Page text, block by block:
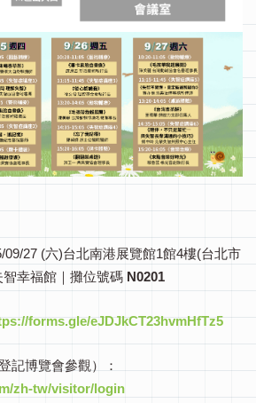
09/27 (六)台北南港展覽館1館4樓(台北市
智幸福館｜攤位號碼 N0201
forms.gle/eJDJkCT23hvmHfTz5
記博覽會參觀）：
zh-tw/visitor/login